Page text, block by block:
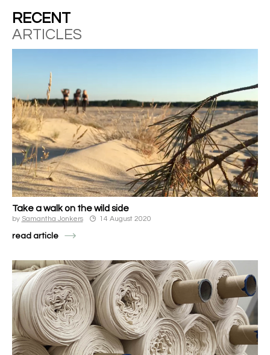
RECENT
ARTICLES
Take a walk on the wild side
by Samantha Jonkers 14 August 2020
read article